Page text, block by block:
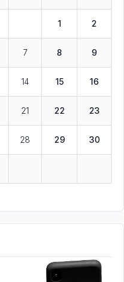
1 2
7 8 9
14 15 16
21 22 23
28 29 30